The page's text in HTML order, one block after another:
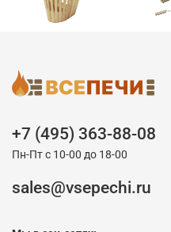
+7 (495) 363-88-08
Пн-Пт с 10-00 до 18-00
sales@vsepechi.ru